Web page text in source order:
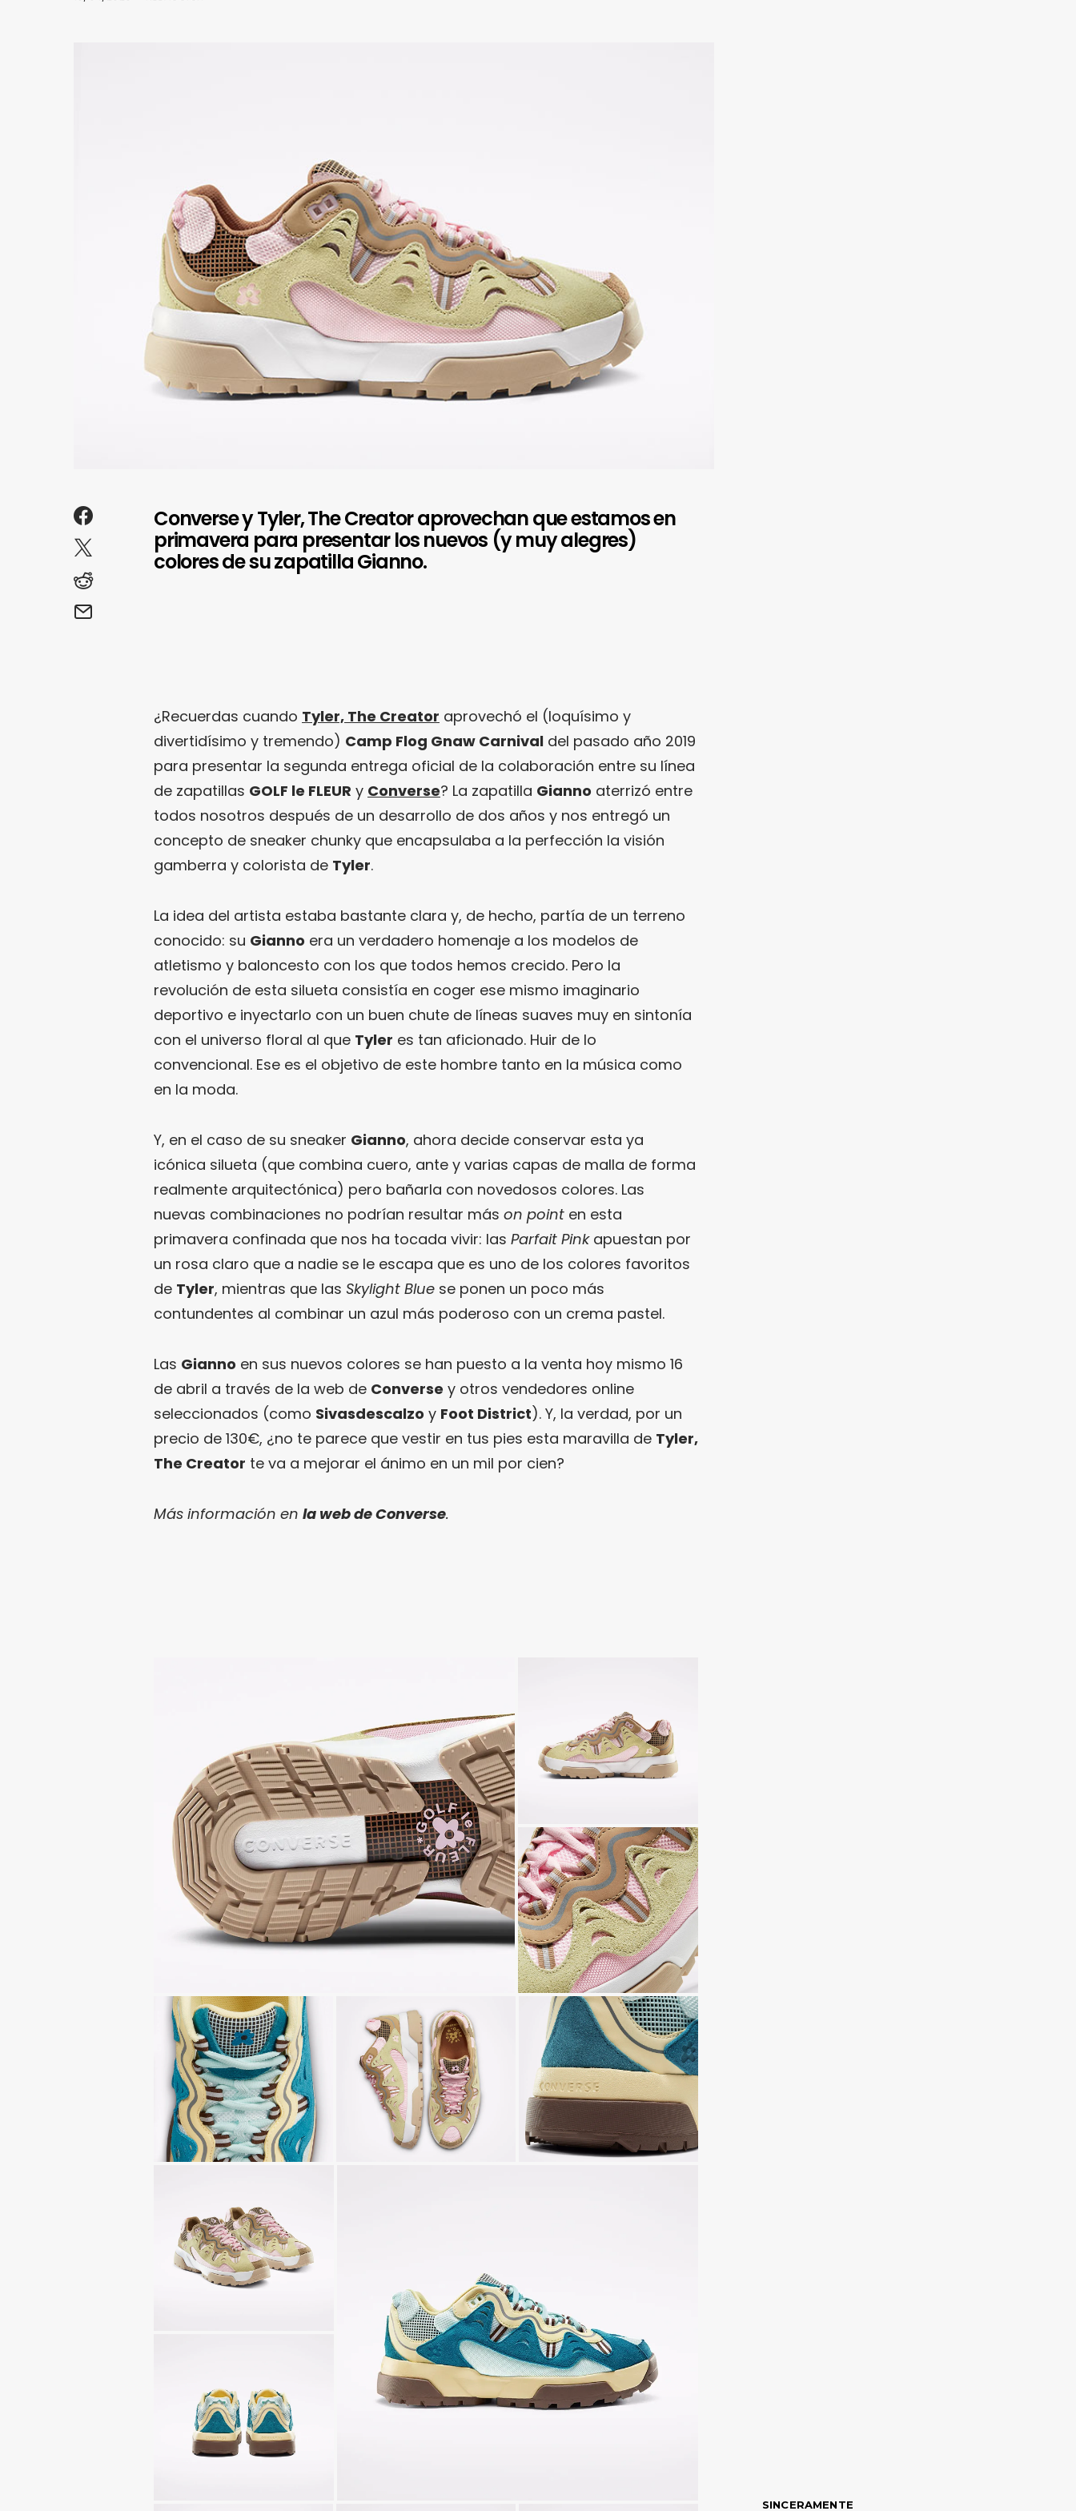
Converse y Tyler, The Creator aprovechan que estamos en
primavera para presentar los nuevos (y muy alegres)
colores de su zapatilla Gianno.
¿Recuerdas cuando Tyler, The Creator aprovechó el (loquísimo y
divertidísimo y tremendo) Camp Flog Gnaw Carnival del pasado año 2019
para presentar la segunda entrega oficial de la colaboración entre su línea
de zapatillas GOLF le FLEUR y Converse? La zapatilla Gianno aterrizó entre
todos nosotros después de un desarrollo de dos años y nos entregó un
concepto de sneaker chunky que encapsulaba a la perfección la visión
gamberra y colorista de Tyler.
La idea del artista estaba bastante clara y, de hecho, partía de un terreno
conocido: su Gianno era un verdadero homenaje a los modelos de
atletismo y baloncesto con los que todos hemos crecido. Pero la
revolución de esta silueta consistía en coger ese mismo imaginario
deportivo e inyectarlo con un buen chute de líneas suaves muy en sintonía
con el universo floral al que Tyler es tan aficionado. Huir de lo
convencional. Ese es el objetivo de este hombre tanto en la música como
en la moda.
Y, en el caso de su sneaker Gianno, ahora decide conservar esta ya
icónica silueta (que combina cuero, ante y varias capas de malla de forma
realmente arquitectónica) pero bañarla con novedosos colores. Las
nuevas combinaciones no podrían resultar más on point en esta
primavera confinada que nos ha tocada vivir: las Parfait Pinkapuestan por
un rosa claro que a nadie se le escapa que es uno de los colores favoritos
de Tyler, mientras que las Skylight Blue se ponen un poco más
contundentes al combinar un azul más poderoso con un crema pastel.
Las Gianno en sus nuevos colores se han puesto a la venta hoy mismo 16
de abril a través de la web de Converse y otros vendedores online
seleccionados (como Sivasdescalzo y Foot District). Y, la verdad, por un
precio de 130€, ¿no te parece que vestir en tus pies esta maravilla de Tyler,
The Creator te va a mejorar el ánimo en un mil por cien?
Más información en la web de Converse.
SINCERAMENTE